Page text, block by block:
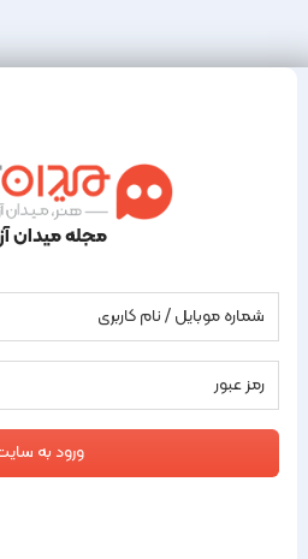
مجله میدان
ورود به